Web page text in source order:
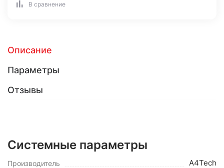
В сравнение
Описание
Параметры
Отзывы
Системные параметры
Производитель A4Tech